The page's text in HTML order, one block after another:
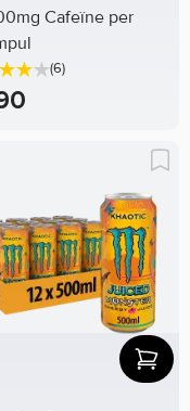
Cafeïne per
(6)